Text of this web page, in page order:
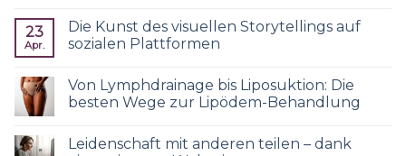
23
Apr.
Die Kunst des visuellen Storytellings auf
sozialen Plattformen
Von Lymphdrainage bis Liposuktion: Die
besten Wege zur Lipödem-Behandlung
Leidenschaft mit anderen teilen – dank